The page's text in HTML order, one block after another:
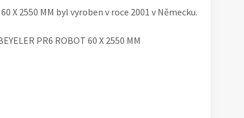
X 2550 MM byl vyroben v roce 2001 v Německu.
PR6 ROBOT 60 X 2550 MM